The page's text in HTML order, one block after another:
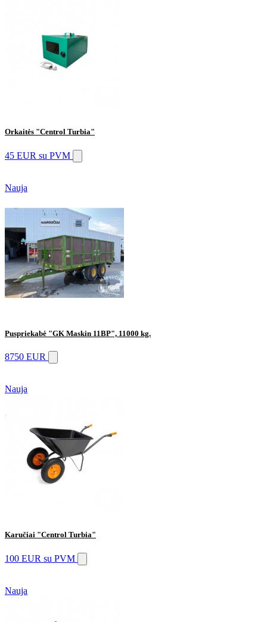
Orkaitės "Centrol Turbia"
45 EUR su PVM
Nauja
Puspriekabė "GK Maskin 11BP", 11000 kg.
8750 EUR
Nauja
Karučiai "Centrol Turbia"
100 EUR su PVM
Nauja